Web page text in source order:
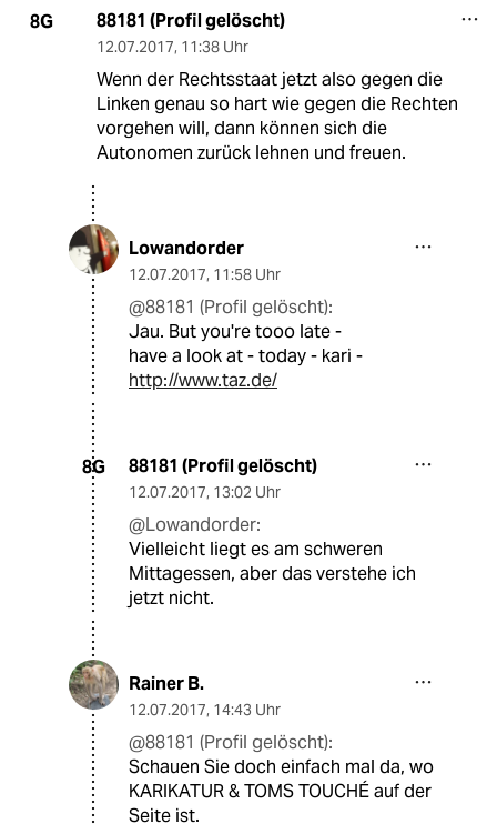
8G 88181 (Profil gelöscht)
12.07.2017, 11:38 Uhr
Wenn der Rechtsstaat jetzt also gegen die
Linken genau so hart wie gegen die Rechten
vorgehen will, dann können sich die
Autonomen zurück lehnen und freuen.
Lowandorder
12.07.2017, 11:58 Uhr
@88181 (Profil gelöscht):
Jau. But you're tooo late -
have a look at - today - kari -
http://www.taz.de/
8G 88181 (Profil gelöscht)
12.07.2017, 13:02 Uhr
@Lowandorder:
Vielleicht liegt es am schweren
Mittagessen, aber das verstehe ich
jetzt nicht.
Rainer B.
12.07.2017, 14:43 Uhr
@88181 (Profil gelöscht):
Schauen Sie doch einfach mal da, wo
KARIKATUR & TOMS TOUCHÉ auf der
Seite ist.